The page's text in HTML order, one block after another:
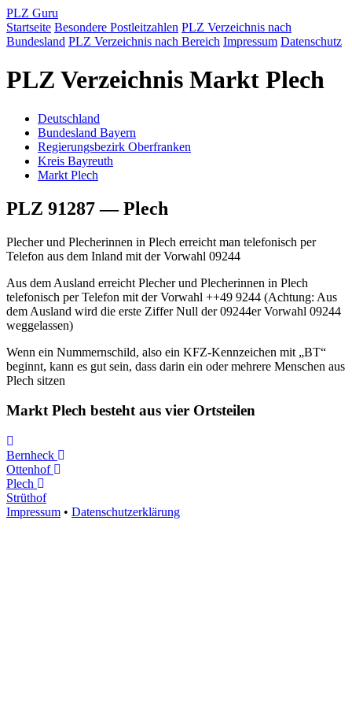
PLZ Guru
Startseite Besondere Postleitzahlen PLZ Verzeichnis nach
Bundesland PLZ Verzeichnis nach Bereich Impressum Datenschutz
PLZ Verzeichnis Markt Plech
Deutschland
Bundesland Bayern
Regierungsbezirk Oberfranken
Kreis Bayreuth
Markt Plech
PLZ 91287 — Plech
Plecher und Plecherinnen in Plech erreicht man telefonisch per
Telefon aus dem Inland mit der Vorwahl 09244
Aus dem Ausland erreicht Plecher und Plecherinnen in Plech
telefonisch per Telefon mit der Vorwahl ++49 9244 (Achtung: Aus
dem Ausland wird die erste Ziffer Null der 09244er Vorwahl 09244
weggelassen)
Wenn ein Nummernschild, also ein KFZ-Kennzeichen mit „BT“
beginnt, kann es gut sein, dass darin ein oder mehrere Menschen aus
Plech sitzen
Markt Plech besteht aus vier Ortsteilen
Bernheck
Ottenhof
Plech
Strüthof
Impressum • Datenschutzerklärung